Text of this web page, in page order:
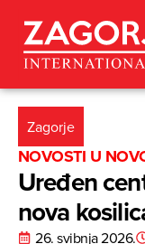
Zagorje
NOVOSTI U
Uređen
nova
26. svibnja 2026.